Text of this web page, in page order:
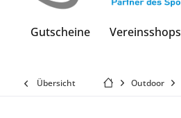
Gutscheine Vereinsshops
Übersicht Outdoor